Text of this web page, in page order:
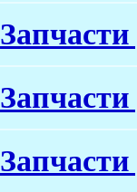
Запчасти